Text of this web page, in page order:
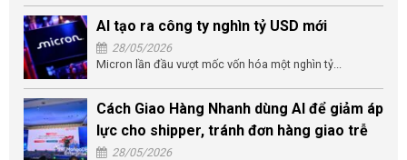
AI tạo ra công ty nghìn tỷ USD mới
28/05/2026
Micron lần đầu vượt mốc vốn hóa một nghìn tỷ...
Cách Giao Hàng Nhanh dùng AI để giảm áp
lực cho shipper, tránh đơn hàng giao trễ
28/05/2026